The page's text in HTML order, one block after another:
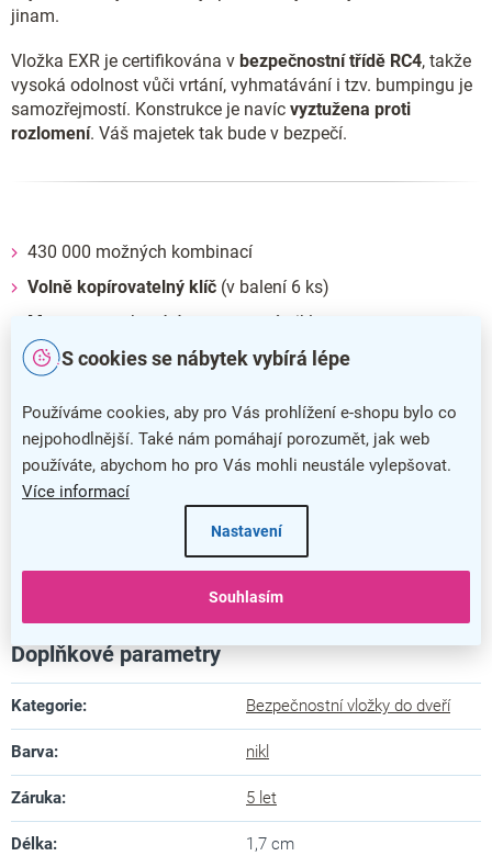
S cookies se nábytek vybírá lépe
Používáme cookies, aby pro Vás prohlížení e-shopu bylo co
nejpohodlnější. Také nám pomáhají porozumět, jak web
používáte, abychom ho pro Vás mohli neustále vylepšovat.
Více informací
Nastavení
Souhlasím
jinam.
Vložka EXR je certifikována v bezpečnostní třídě RC4, takže
vysoká odolnost vůči vrtání, vyhmatávání i tzv. bumpingu je
samozřejmostí. Konstrukce je navíc vyztužena proti
rozlomení. Váš majetek tak bude v bezpečí.
430 000 možných kombinací
Volně kopírovatelný klíč (v balení 6 ks)
Mosaz
, povrchová úprava matný nikl
Montážní šrouby jsou součástí balení
Bezpečnostní vložka RC4 EXR
Doplňkové parametry
Kategorie: Bezpečnostní vložky do dveří
Barva: nikl
Záruka: 5 let
Délka: 1,7 cm